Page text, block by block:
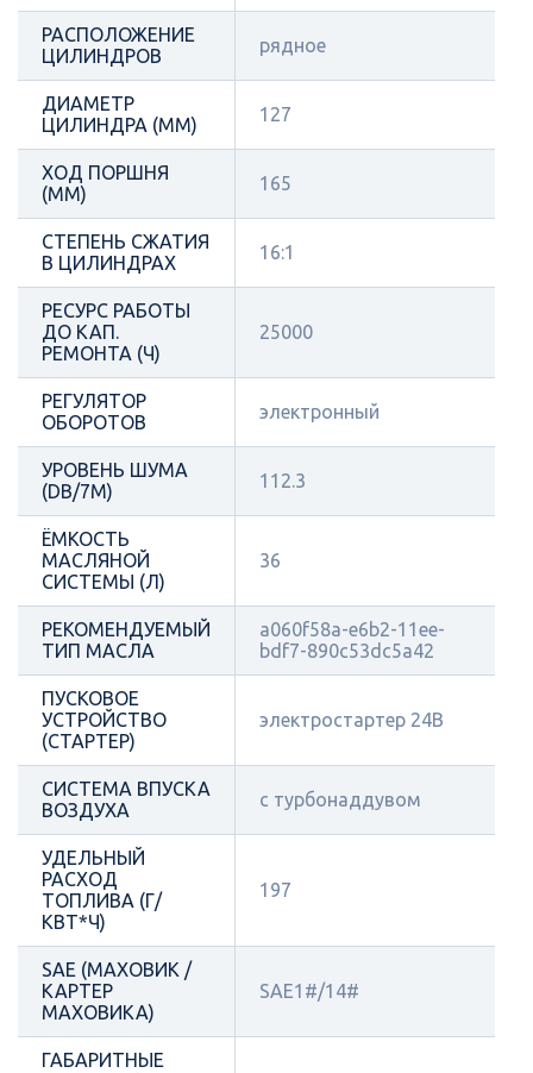
РАСПОЛОЖЕНИЕ
ЦИЛИНДРОВ
рядное
ДИАМЕТР
ЦИЛИНДРА (ММ)
127
ХОД ПОРШНЯ
(ММ)
165
СТЕПЕНЬ СЖАТИЯ
В ЦИЛИНДРАХ
16:1
РЕСУРС РАБОТЫ
ДО КАП.
РЕМОНТА (Ч)
25000
РЕГУЛЯТОР
ОБОРОТОВ
электронный
УРОВЕНЬ ШУМА
(DB/7М)
112.3
ЁМКОСТЬ
МАСЛЯНОЙ
СИСТЕМЫ (Л)
36
РЕКОМЕНДУЕМЫЙ
ТИП МАСЛА
a060f58a-e6b2-11ee-
bdf7-890c53dc5a42
ПУСКОВОЕ
УСТРОЙСТВО
(СТАРТЕР)
электростартер 24В
СИСТЕМА ВПУСКА
ВОЗДУХА
с турбонаддувом
УДЕЛЬНЫЙ
РАСХОД
ТОПЛИВА (Г/
КВТ*Ч)
197
SAE (МАХОВИК /
КАРТЕР
МАХОВИКА)
SAE1#/14#
ГАБАРИТНЫЕ